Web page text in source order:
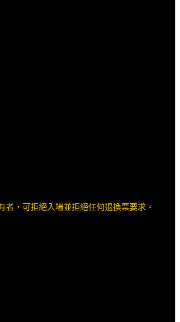
，可拒絕入場並拒絕任何退換票要求。